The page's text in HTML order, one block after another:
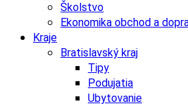
Školstvo
Ekonomika obchod a
Kraje
Bratislavský kraj
Tipy
Podujatia
Ubytovanie